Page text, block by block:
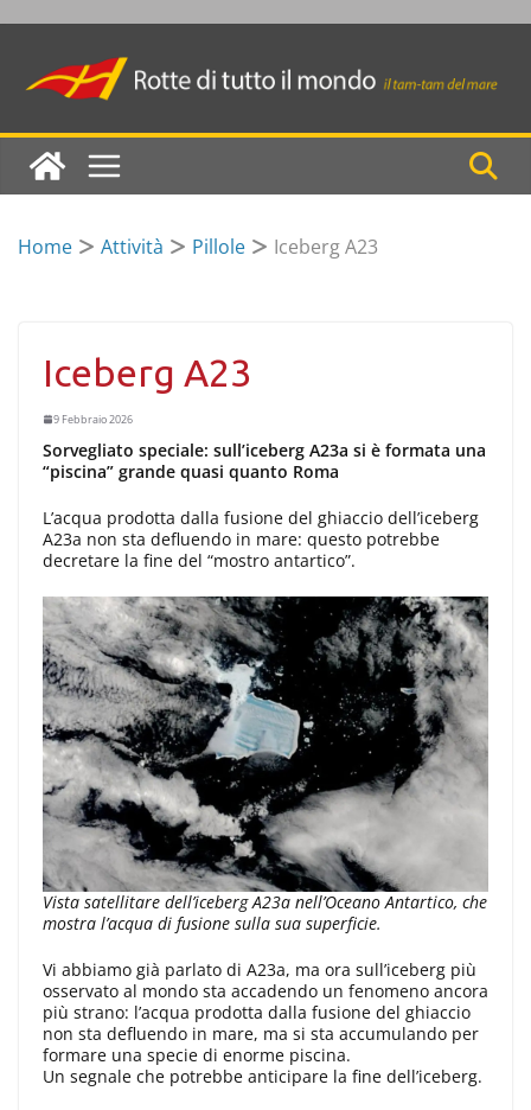
to
Home Attività Pillole Iceberg A23
Iceberg A23
9 Febbraio 2026
Sorvegliato speciale: sull’iceberg A23a si è formata una
“piscina” grande quasi quanto Roma
L’acqua prodotta dalla fusione del ghiaccio dell’iceberg
A23a non sta defluendo in mare: questo potrebbe
decretare la fine del “mostro antartico”.
Vista satellitare dell’iceberg A23a nell’Oceano Antartico, che
mostra l’acqua di fusione sulla sua superficie.
Vi abbiamo già parlato di A23a, ma ora sull’iceberg più
osservato al mondo sta accadendo un fenomeno ancora
più strano: l’acqua prodotta dalla fusione del ghiaccio
non sta defluendo in mare, ma si sta accumulando per
formare una specie di enorme piscina.
Un segnale che potrebbe anticipare la fine dell’iceberg.